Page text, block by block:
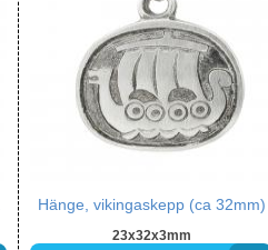
Hänge, vikingaskepp (ca 32mm)
23x32x3mm